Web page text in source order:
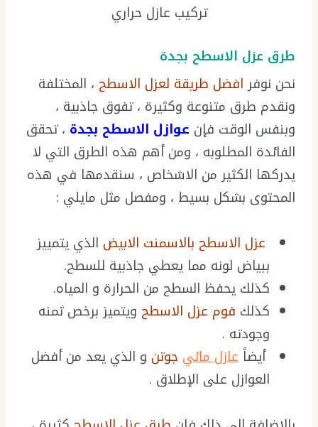
تركيب عازل حراري
طرق عزل الاسطح بجدة
نحن نوفرافضل طريقة لعزل الاسطح ، المختلفة
ونقدم طرق متنوعة وكثيرة ، تفوق جاذبية ،
وبنفس الوقت فإن عوازل الاسطح بجدة ، تحقق
الفائدة المطلوبه ، ومن أهم هذه الطرق التي لا
يدركها الكثير من الاشخاص ، سنقدمها في هذه
المحتوى بشكل بسيط ، ومفصل مثل مايلي :
عزل الاسطح بالاسمنت الابيض الذي يتمييز
ببياض لونه مما يعطي جاذبية للسطح.
كذلك يحفظ السطح من الحرارة و المياه.
كذلك فوم عزل الاسطح ويتميز برخص ثمنه
وجودته .
أيضاً عازل مائي جوتن و الذي يعد من أفضل
العوازل على الإطلاق .